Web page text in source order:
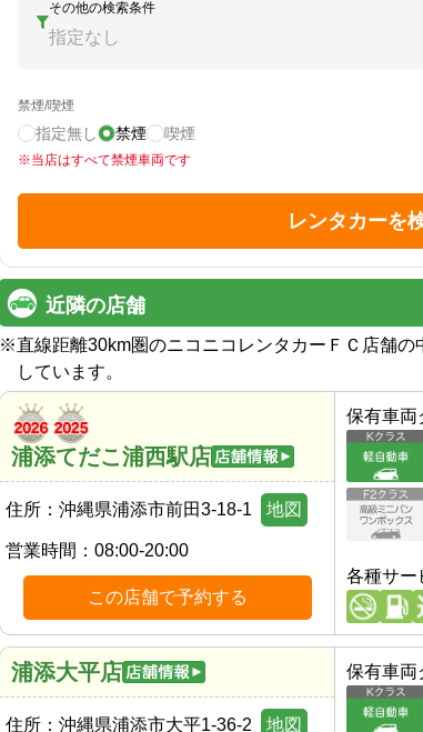
その他の検索条件
指定なし
禁煙/喫煙
指定無し 禁煙 喫煙
※当店はすべて禁煙車両です
レンタカーを
近隣の店舗
※直線距離30km圏のニコニコレンタカーＦＣ店舗
しています。
浦添てだこ浦西駅店
住所： 沖縄県浦添市前田3-18-1 地図
営業時間： 08:00-20:00
この店舗で予約する
保有車両
各種サー
浦添大平店
住所： 沖縄県浦添市大平1-36-2 地図
保有車両